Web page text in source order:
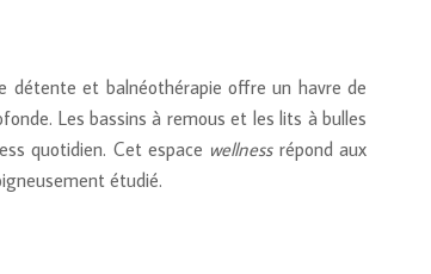
détente et balnéothérapie offre un havre de
Les bassins à remous et les lits à bulles
quotidien. Cet espace wellness répond aux
étudié.